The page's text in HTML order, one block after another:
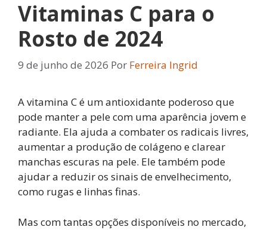
Vitaminas C para o
Rosto de 2024
9 de junho de 2026 Por Ferreira Ingrid
A vitamina C é um antioxidante poderoso que
pode manter a pele com uma aparência jovem e
radiante. Ela ajuda a combater os radicais livres,
aumentar a produção de colágeno e clarear
manchas escuras na pele. Ele também pode
ajudar a reduzir os sinais de envelhecimento,
como rugas e linhas finas.
Mas com tantas opções disponíveis no mercado,